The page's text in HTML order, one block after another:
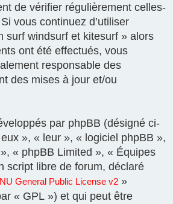
de vérifier régulièrement celles-
vous continuez d’utiliser
surf windsurf et kitesurf » alors
ont été effectués, vous
responsable des
des mises à jour et/ou
par phpBB (désigné ci-
», « leur », « logiciel phpBB »,
« phpBB Limited », « Équipes
script libre de forum, déclaré
General Public License v2 »
« GPL ») et qui peut être